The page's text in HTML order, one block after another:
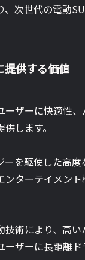
、次世代の電動
提供する価値
ーザーに快適性
します。
ーを駆使した高度
ンターテイメン
技術により、高
ーザーに長距離